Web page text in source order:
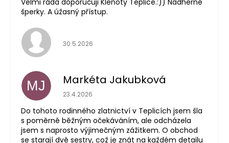
šperky. A úžasný přístup.
Hodnocení obchodu je 5 z 5 hvězdiček.
30.5.2026
MJ Markéta Jakubková
Hodnocení obchodu je 5 z 5 hvězdiček.
23.4.2026
Do tohoto rodinného zlatnictví v Teplicích jsem šla
s poměrně běžným očekáváním, ale odcházela
jsem s naprosto výjimečným zážitkem. O obchod
se starají dvě sestry, což je znát na každém detailu